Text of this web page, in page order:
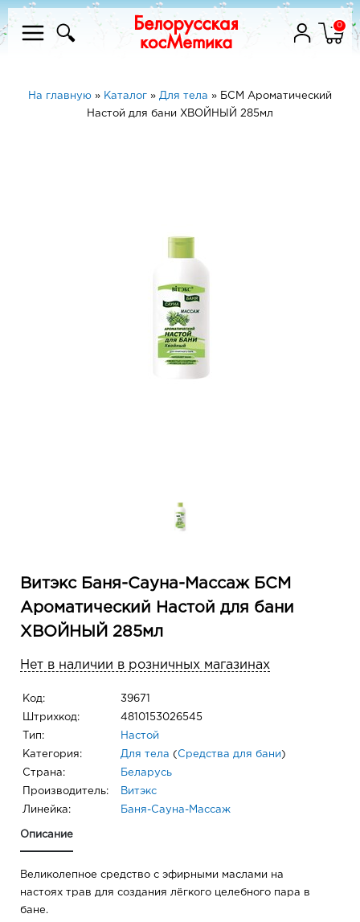
0
На главную » Каталог » Для тела » БСМ Ароматический
Настой для бани ХВОЙНЫЙ 285мл
Витэкс Баня-Сауна-Массаж БСМ
Ароматический Настой для бани
ХВОЙНЫЙ 285мл
Нет в наличии в розничных магазинах
Код: 39671
Штрихкод: 4810153026545
Тип: Настой
Категория: Для тела ( Средства для бани )
Страна: Беларусь
Производитель: Витэкс
Линейка: Баня-Сауна-Массаж
Описание
Великолепное средство с эфирными маслами на
настоях трав для создания лёгкого целебного пара в
бане.